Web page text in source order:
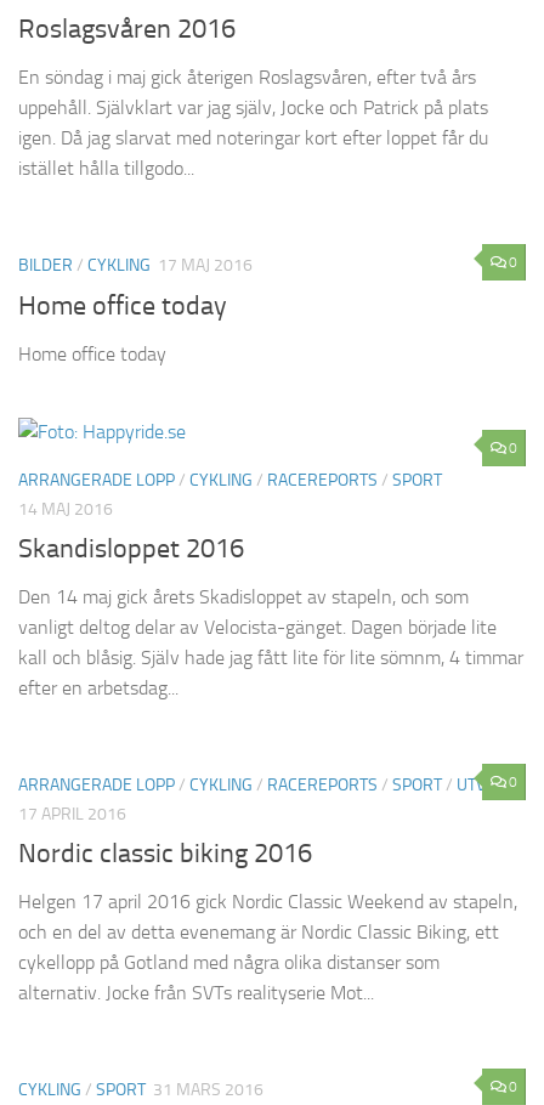
Roslagsvåren 2016
En söndag i maj gick återigen Roslagsvåren, efter två års
uppehåll. Självklart var jag själv, Jocke och Patrick på plats
igen. Då jag slarvat med noteringar kort efter loppet får du
istället hålla tillgodo...
0
BILDER / CYKLING 17 MAJ 2016
Home office today
Home office today
0
ARRANGERADE LOPP/ CYKLING / RACEREPORTS / SPORT
14 MAJ 2016
Skandisloppet 2016
Den 14 maj gick årets Skadisloppet av stapeln, och som
vanligt deltog delar av Velocista-gänget. Dagen började lite
kall och blåsig. Själv hade jag fått lite för lite sömnm, 4 timmar
efter en arbetsdag...
0
ARRANGERADE LOPP/ CYKLING / RACEREPORTS / SPORT/ UTVALT
17 APRIL 2016
Nordic classic biking 2016
Helgen 17 april 2016 gick Nordic Classic Weekend av stapeln,
och en del av detta evenemang är Nordic Classic Biking, ett
cykellopp på Gotland med några olika distanser som
alternativ. Jocke från SVTs realityserie Mot...
0
CYKLING / SPORT 31 MARS 2016